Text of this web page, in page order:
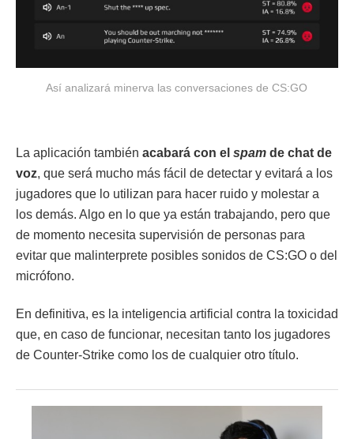
Así analizará minerva las conversaciones de CS:GO
La aplicación también acabará con el spam de chat de
voz, que será mucho más fácil de detectar y evitará a los
jugadores que lo utilizan para hacer ruido y molestar a
los demás. Algo en lo que ya están trabajando, pero que
de momento necesita supervisión de personas para
evitar que malinterprete posibles sonidos de CS:GO o del
micrófono.
En definitiva, es la inteligencia artificial contra la toxicidad
que, en caso de funcionar, necesitan tanto los jugadores
de Counter-Strike como los de cualquier otro título.